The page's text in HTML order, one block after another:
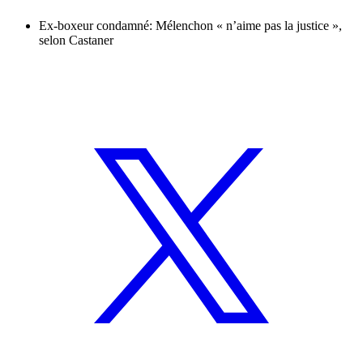
Ex-boxeur condamné: Mélenchon « n’aime pas la justice »,
selon Castaner